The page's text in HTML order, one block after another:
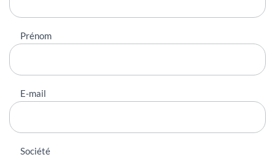
Prénom
E-mail
Société